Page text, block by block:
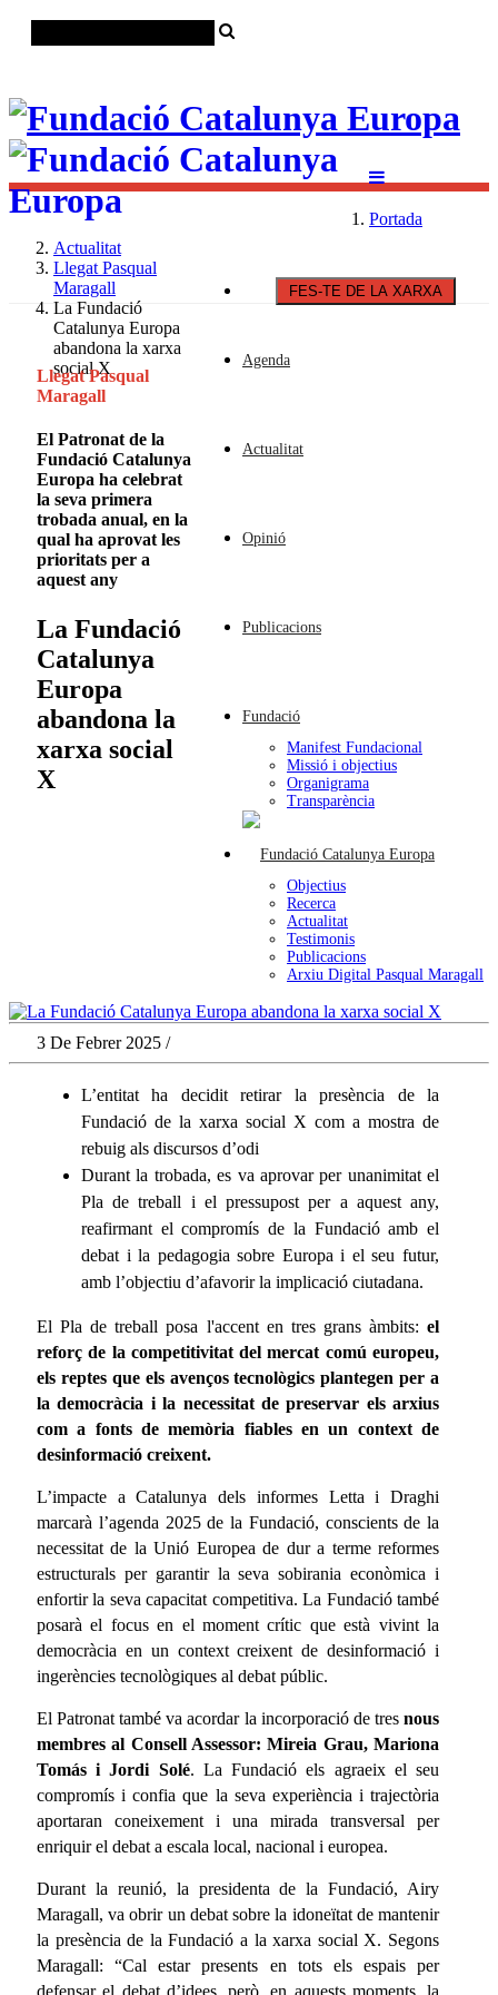
FES-TE DE LA XARXA
Agenda
Actualitat
Opinió
Publicacions
Fundació
Manifest Fundacional
Missió i objectius
Organigrama
Transparència
Objectius
Recerca
Actualitat
Testimonis
Publicacions
Arxiu Digital Pasqual Maragall
Portada
Actualitat
Llegat Pasqual
Maragall
La Fundació
Catalunya Europa
abandona la xarxa
social X
Llegat Pasqual
Maragall
El Patronat de la
Fundació Catalunya
Europa ha celebrat
la seva primera
trobada anual, en la
qual ha aprovat les
prioritats per a
aquest any
La Fundació
Catalunya
Europa
abandona la
xarxa social
X
3 De Febrer 2025 /
L’entitat ha decidit retirar la presència de la
Fundació de la xarxa social X com a mostra de
rebuig als discursos d’odi
Durant la trobada, es va aprovar per unanimitat el
Pla de treball i el pressupost per a aquest any,
reafirmant el compromís de la Fundació amb el
debat i la pedagogia sobre Europa i el seu futur,
amb l’objectiu d’afavorir la implicació ciutadana.
El Pla de treball posa l'accent en tres grans àmbits: el
reforç de la competitivitat del mercat comú europeu,
els reptes que els avenços tecnològics plantegen per a
la democràcia i la necessitat de preservar els arxius
com a fonts de memòria fiables en un context de
desinformació creixent.
L’impacte a Catalunya dels informes Letta i Draghi
marcarà l’agenda 2025 de la Fundació, conscients de la
necessitat de la Unió Europea de dur a terme reformes
estructurals per garantir la seva sobirania econòmica i
enfortir la seva capacitat competitiva. La Fundació també
posarà el focus en el moment crític que està vivint la
democràcia en un context creixent de desinformació i
ingerències tecnològiques al debat públic.
El Patronat també va acordar la incorporació de tres nous
membres al Consell Assessor: Mireia Grau, Mariona
Tomás i Jordi Solé. La Fundació els agraeix el seu
compromís i confia que la seva experiència i trajectòria
aportaran coneixement i una mirada transversal per
enriquir el debat a escala local, nacional i europea.
Durant la reunió, la presidenta de la Fundació, Airy
Maragall, va obrir un debat sobre la idoneïtat de mantenir
la presència de la Fundació a la xarxa social X. Segons
Maragall: “Cal estar presents en tots els espais per
defensar el debat d’idees, però, en aquests moments, la